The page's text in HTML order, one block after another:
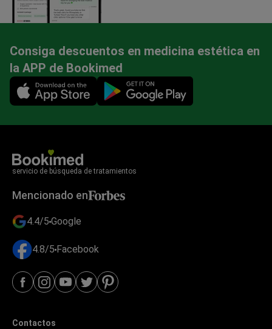
Consiga descuentos en medicina estética en
la APP de Bookimed
Mobile app illustration
servicio de búsqueda de tratamientos
Mencionado en
4.4/5 Google
4.8/5 Facebook
Contactos